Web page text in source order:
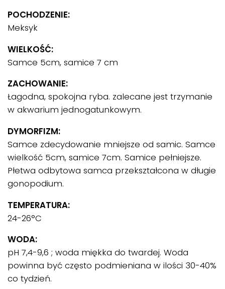
POCHODZENIE:
Meksyk
WIELKOŚĆ:
Samce 5cm, samice 7 cm
ZACHOWANIE:
Łagodna, spokojna ryba. zalecane jest trzymanie
w akwarium jednogatunkowym.
DYMORFIZM:
Samce zdecydowanie mniejsze od samic. Samce
wielkość 5cm, samice 7cm. Samice pełniejsze.
Płetwa odbytowa samca przekształcona w długie
gonopodium.
TEMPERATURA:
24-26°C
WODA:
pH 7,4-9,6 ; woda miękka do twardej. Woda
powinna być często podmieniana w ilości 30-40%
co tydzień.